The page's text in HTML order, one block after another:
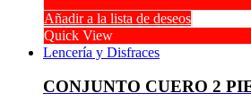
Añadir a la lista de deseos
Quick View
Lencería y Disfraces
CONJUNTO CUERO 2